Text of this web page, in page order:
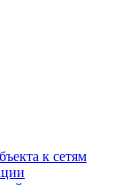
к сетям